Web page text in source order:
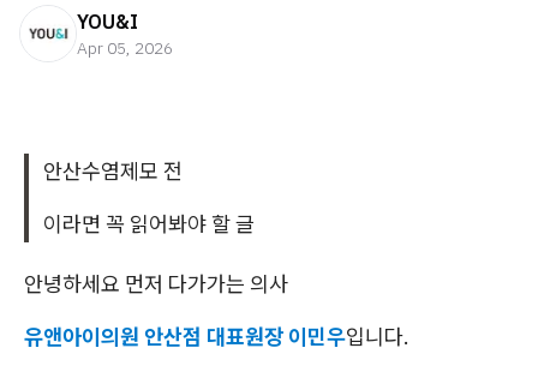
YOU&I
Apr 05, 2026
안산수염제모 전
이라면 꼭 읽어봐야 할 글
안녕하세요 먼저 다가가는 의사
유앤아이의원 안산점 대표원장 이민우입니다.